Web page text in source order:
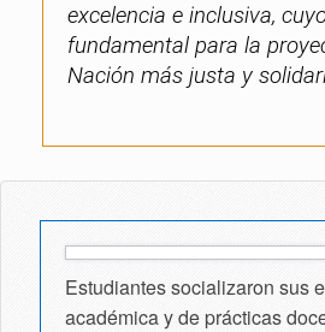
excelencia e inclusiva,
fundamental para la
Nación más justa y
Estudiantes socializaron sus
académica y de prácticas